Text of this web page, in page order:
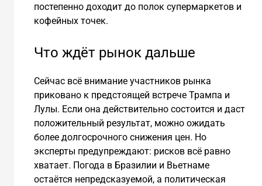
постепенно доходит до полок супермаркетов и
кофейных точек.
Что ждёт рынок дальше
Сейчас всё внимание участников рынка
приковано к предстоящей встрече Трампа и
Лулы. Если она действительно состоится и даст
положительный результат, можно ожидать
более долгосрочного снижения цен. Но
эксперты предупреждают: рисков всё равно
хватает. Погода в Бразилии и Вьетнаме
остаётся непредсказуемой, а политическая